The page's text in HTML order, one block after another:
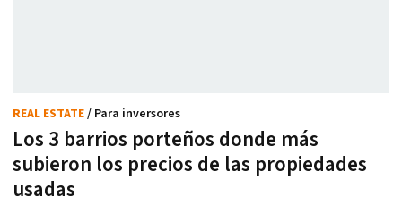
Los 3 barrios porteños donde más
subieron los precios de las propiedades
usadas
REAL ESTATE/ Para inversores